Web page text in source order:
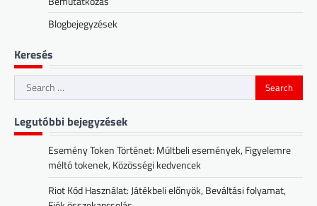
Blogbejegyzések
Keresés
Search
for:
Legutóbbi bejegyzések
Esemény Token Történet: Múltbeli események, Figyelemre
méltó tokenek, Közösségi kedvencek
Riot Kód Használat: Játékbeli előnyök, Beváltási folyamat,